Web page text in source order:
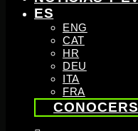
ES
ENG
CAT
HR
DEU
ITA
FRA